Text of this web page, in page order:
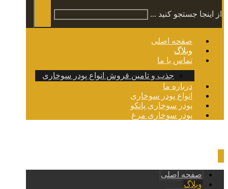
از اینجا جستجو کنید ...
صفحه اصلی
وبلاگ
تماس با ما
جذب و تامین فروش انواع پودر سوخاری
درباره ما
انواع پودر سوخاری
پودر سوخاری پانکو
پودر سوخاری مرغ
صفحه اصلی
وبلاگ